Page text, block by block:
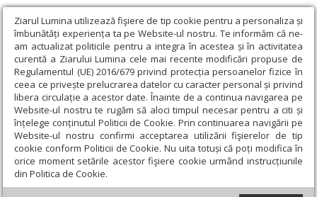
Ziarul Lumina utilizează fişiere de tip cookie pentru a personaliza și
îmbunătăți experiența ta pe Website-ul nostru. Te informăm că ne-
am actualizat politicile pentru a integra în acestea și în activitatea
curentă a Ziarului Lumina cele mai recente modificări propuse de
Regulamentul (UE) 2016/679 privind protecția persoanelor fizice în
ceea ce privește prelucrarea datelor cu caracter personal și privind
libera circulație a acestor date. Înainte de a continua navigarea pe
Website-ul nostru te rugăm să aloci timpul necesar pentru a citi și
înțelege conținutul Politicii de Cookie. Prin continuarea navigării pe
Website-ul nostru confirmi acceptarea utilizării fişierelor de tip
cookie conform Politicii de Cookie. Nu uita totuși că poți modifica în
orice moment setările acestor fişiere cookie urmând instrucțiunile
din Politica de Cookie.
Ziarul Lumina › Actualitate religioasă › Documentar › Carte de
rugăciuni dăruită în 100.000 de exemplare de „un pios creștin”
Carte de rugăciuni dăruită în 100.000 de
exemplare de „un pios creștin”